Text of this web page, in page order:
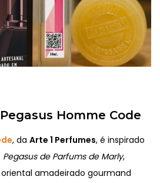
Homme Code
, da Arte 1 Perfumes, é inspirado
Pegasus de Parfums de Marly,
amadeirado gourmand